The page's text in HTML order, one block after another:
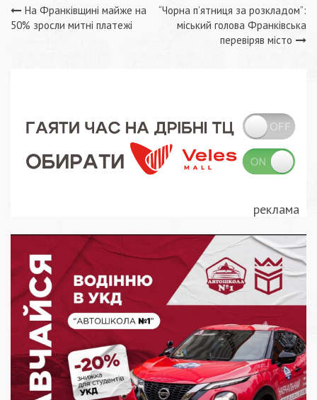
Навігація
На Франківщині майже на
50% зросли митні платежі
“Чорна п’ятниця за розкладом”:
міський голова Франківська
перевіряв місто